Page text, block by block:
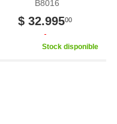
B8016
$ 32.99500
Stock disponible